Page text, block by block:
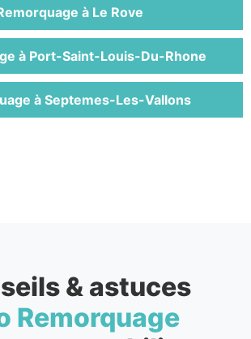
à Le Rove
à Port-Saint-Louis-Du-Rhone
à Septemes-Les-Vallons
& astuces
Remorquage